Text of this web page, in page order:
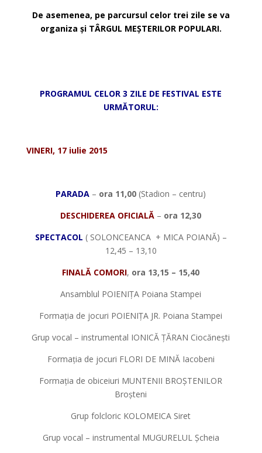
De asemenea, pe parcursul celor trei zile se va
organiza și TÂRGUL MEȘTERILOR POPULARI.
PROGRAMUL CELOR 3 ZILE DE FESTIVAL ESTE
URMĂTORUL:
VINERI, 17 iulie 2015
PARADA – ora 11,00 (Stadion – centru)
DESCHIDEREA OFICIALĂ – ora 12,30
SPECTACOL ( SOLONCEANCA + MICA POIANĂ) –
12,45 – 13,10
FINALĂ COMORI, ora 13,15 – 15,40
Ansamblul POIENIȚA Poiana Stampei
Formația de jocuri POIENIȚA JR. Poiana Stampei
Grup vocal – instrumental IONICĂ ȚĂRAN Ciocănești
Formația de jocuri FLORI DE MINĂ Iacobeni
Formația de obiceiuri MUNTENII BROȘTENILOR
Broșteni
Grup folcloric KOLOMEICA Siret
Grup vocal – instrumental MUGURELUL Șcheia